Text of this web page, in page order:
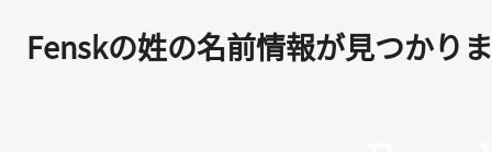
Fenskの姓の名前情報が見つかり